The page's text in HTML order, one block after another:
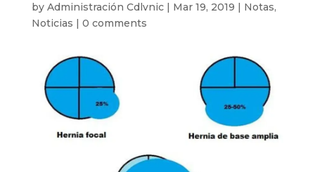
by Administración Cdlvnic| Mar 19, 2019 | Notas,
Noticias | 0 comments